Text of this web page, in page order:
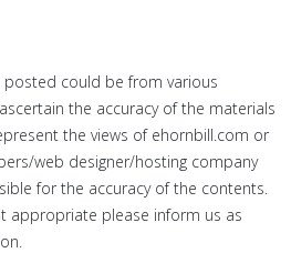
could be from various
the accuracy of the materials
the views of ehornbill.com or
web designer/hosting company
for the accuracy of the contents.
appropriate please inform us as